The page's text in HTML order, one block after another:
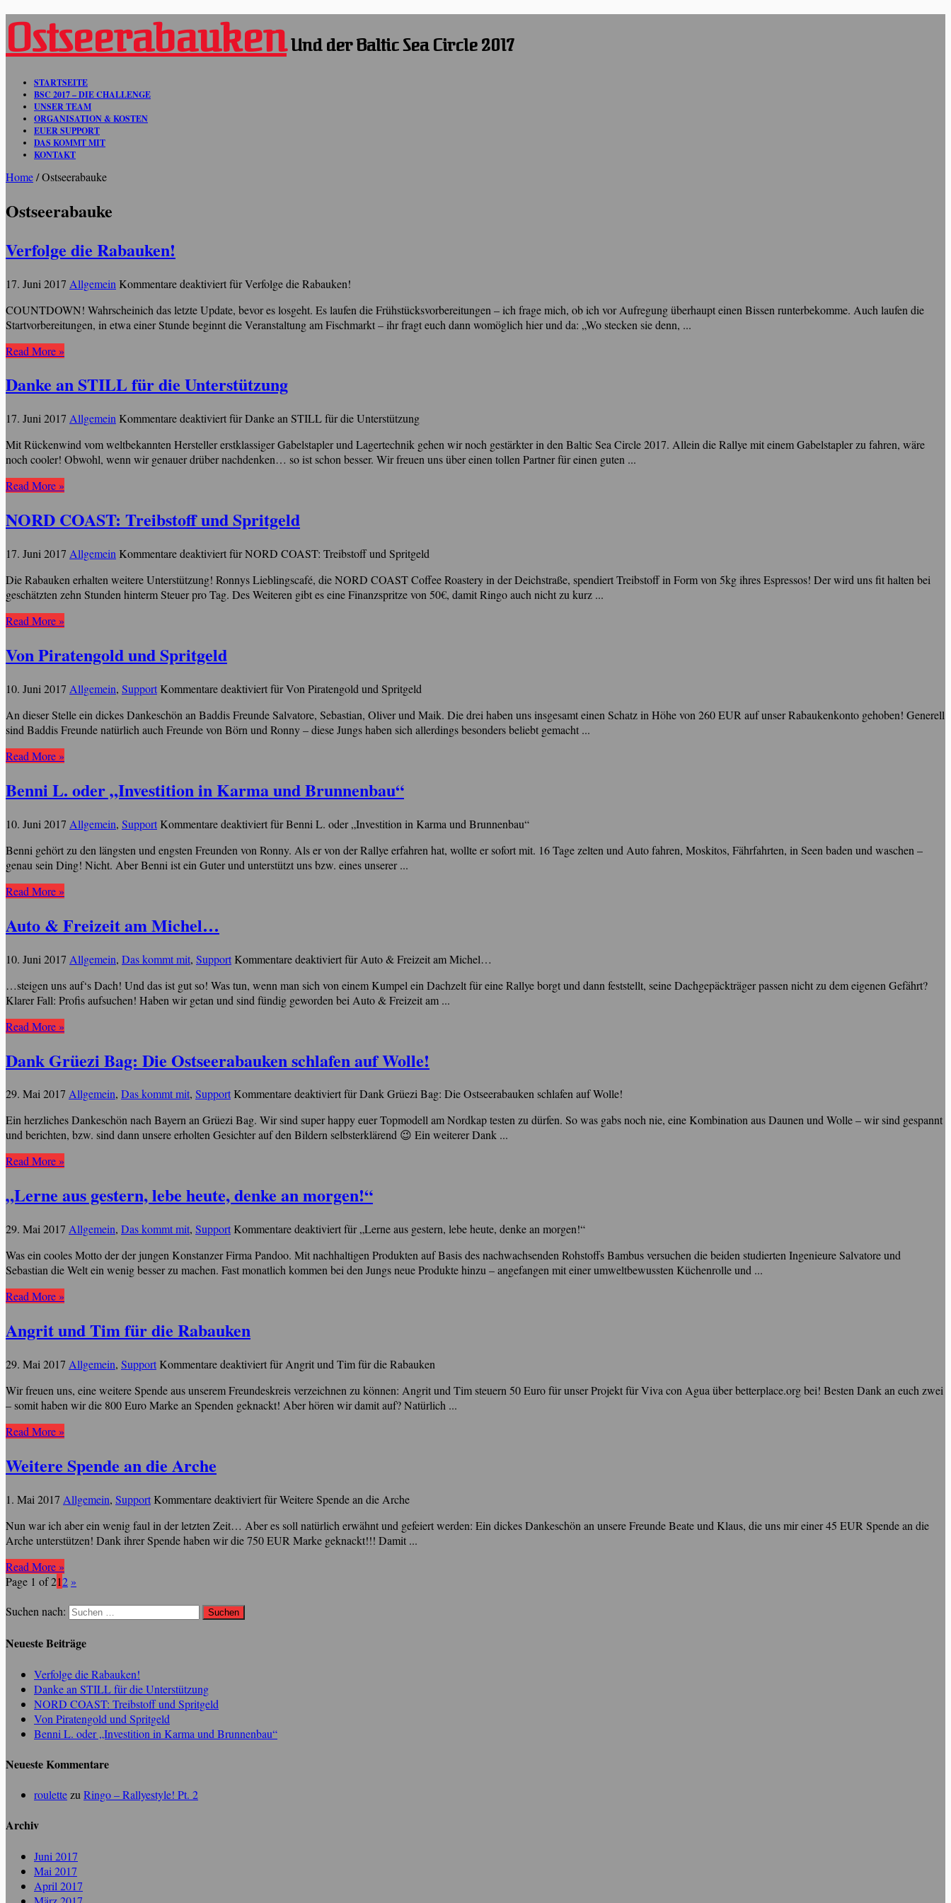
Ostseerabauken Und der Baltic Sea Circle 2017
STARTSEITE
BSC 2017 – DIE CHALLENGE
UNSER TEAM
ORGANISATION & KOSTEN
EUER SUPPORT
DAS KOMMT MIT
KONTAKT
Home/Ostseerabauke
Ostseerabauke
Verfolge die Rabauken!
17. Juni 2017 Allgemein Kommentare deaktiviertfür Verfolge die Rabauken!
COUNTDOWN! Wahrscheinich das letzte Update, bevor es losgeht. Es laufen die Frühstücksvorbereitungen – ich frage mich, ob ich vor Aufregung überhaupt einen Bissen runterbekomme. Auch laufen die
Startvorbereitungen, in etwa einer Stunde beginnt die Veranstaltung am Fischmarkt – ihr fragt euch dann womöglich hier und da: „Wo stecken sie denn, ...
Read More »
Danke an STILL für die Unterstützung
17. Juni 2017 AllgemeinKommentare deaktiviertfür Danke an STILL für die Unterstützung
Mit Rückenwind vom weltbekannten Hersteller erstklassiger Gabelstapler und Lagertechnik gehen wir noch gestärkter in den Baltic Sea Circle 2017. Allein die Rallye mit einem Gabelstapler zu fahren, wäre
noch cooler! Obwohl, wenn wir genauer drüber nachdenken… so ist schon besser. Wir freuen uns über einen tollen Partner für einen guten ...
Read More »
NORD COAST: Treibstoff und Spritgeld
17. Juni 2017 Allgemein Kommentare deaktiviertfür NORD COAST: Treibstoff und Spritgeld
Die Rabauken erhalten weitere Unterstützung! Ronnys Lieblingscafé, die NORD COAST Coffee Roastery in der Deichstraße, spendiert Treibstoff in Form von 5kg ihres Espressos! Der wird uns fit halten bei
geschätzten zehn Stunden hinterm Steuer pro Tag. Des Weiteren gibt es eine Finanzspritze von 50€, damit Ringo auch nicht zu kurz ...
Read More »
Von Piratengold und Spritgeld
10. Juni 2017 Allgemein, SupportKommentare deaktiviertfür Von Piratengold und Spritgeld
An dieser Stelle ein dickes Dankeschön an Baddis Freunde Salvatore, Sebastian, Oliver und Maik. Die drei haben uns insgesamt einen Schatz in Höhe von 260 EUR auf unser Rabaukenkonto gehoben! Generell
sind Baddis Freunde natürlich auch Freunde von Börn und Ronny – diese Jungs haben sich allerdings besonders beliebt gemacht ...
Read More »
Benni L. oder „Investition in Karma und Brunnenbau“
10. Juni 2017 Allgemein, SupportKommentare deaktiviertfür Benni L. oder „Investition in Karma und Brunnenbau“
Benni gehört zu den längsten und engsten Freunden von Ronny. Als er von der Rallye erfahren hat, wollte er sofort mit. 16 Tage zelten und Auto fahren, Moskitos, Fährfahrten, in Seen baden und waschen –
genau sein Ding! Nicht. Aber Benni ist ein Guter und unterstützt uns bzw. eines unserer ...
Read More »
Auto & Freizeit am Michel…
10. Juni 2017 Allgemein, Das kommt mit, SupportKommentare deaktiviertfür Auto & Freizeit am Michel…
…steigen uns auf‘s Dach! Und das ist gut so! Was tun, wenn man sich von einem Kumpel ein Dachzelt für eine Rallye borgt und dann feststellt, seine Dachgepäckträger passen nicht zu dem eigenen Gefährt?
Klarer Fall: Profis aufsuchen! Haben wir getan und sind fündig geworden bei Auto & Freizeit am ...
Read More »
Dank Grüezi Bag: Die Ostseerabauken schlafen auf Wolle!
29. Mai 2017 Allgemein, Das kommt mit, SupportKommentare deaktiviertfür Dank Grüezi Bag: Die Ostseerabauken schlafen auf Wolle!
Ein herzliches Dankeschön nach Bayern an Grüezi Bag. Wir sind super happy euer Topmodell am Nordkap testen zu dürfen. So was gabs noch nie, eine Kombination aus Daunen und Wolle – wir sind gespannt
und berichten, bzw. sind dann unsere erholten Gesichter auf den Bildern selbsterklärend 😉 Ein weiterer Dank ...
Read More »
„Lerne aus gestern, lebe heute, denke an morgen!“
29. Mai 2017 Allgemein, Das kommt mit, SupportKommentare deaktiviertfür „Lerne aus gestern, lebe heute, denke an morgen!“
Was ein cooles Motto der der jungen Konstanzer Firma Pandoo. Mit nachhaltigen Produkten auf Basis des nachwachsenden Rohstoffs Bambus versuchen die beiden studierten Ingenieure Salvatore und
Sebastian die Welt ein wenig besser zu machen. Fast monatlich kommen bei den Jungs neue Produkte hinzu – angefangen mit einer umweltbewussten Küchenrolle und ...
Read More »
Angrit und Tim für die Rabauken
29. Mai 2017 Allgemein, SupportKommentare deaktiviertfür Angrit und Tim für die Rabauken
Wir freuen uns, eine weitere Spende aus unserem Freundeskreis verzeichnen zu können: Angrit und Tim steuern 50 Euro für unser Projekt für Viva con Agua über betterplace.org bei! Besten Dank an euch zwei
– somit haben wir die 800 Euro Marke an Spenden geknackt! Aber hören wir damit auf? Natürlich ...
Read More »
Weitere Spende an die Arche
1. Mai 2017 Allgemein, SupportKommentare deaktiviertfür Weitere Spende an die Arche
Nun war ich aber ein wenig faul in der letzten Zeit… Aber es soll natürlich erwähnt und gefeiert werden: Ein dickes Dankeschön an unsere Freunde Beate und Klaus, die uns mir einer 45 EUR Spende an die
Arche unterstützen! Dank ihrer Spende haben wir die 750 EUR Marke geknackt!!! Damit ...
Read More »
Page 1 of 212 »
Suchen nach:
Neueste Beiträge
Verfolge die Rabauken!
Danke an STILL für die Unterstützung
NORD COAST: Treibstoff und Spritgeld
Von Piratengold und Spritgeld
Benni L. oder „Investition in Karma und Brunnenbau“
Neueste Kommentare
roulette zu Ringo – Rallyestyle! Pt. 2
Archiv
Juni 2017
Mai 2017
April 2017